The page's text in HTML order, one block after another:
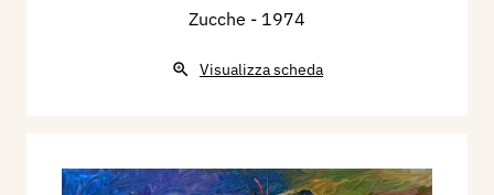
Zucche - 1974
Visualizza scheda